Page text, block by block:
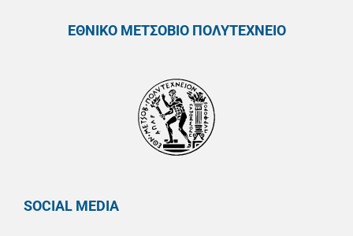
ΕΘΝΙΚΟ ΜΕΤΣΟΒΙΟ ΠΟΛΥΤΕΧΝΕΙΟ
SOCIAL MEDIA